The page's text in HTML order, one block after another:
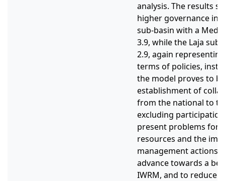
analysis. The results
higher governance
sub-basin with a
3.9, while the Laja
2.9, again
terms of policies,
the model proves to
establishment of
from the national to
excluding
present problems for
resources and the
management actions
advance towards a
IWRM, and to reduce